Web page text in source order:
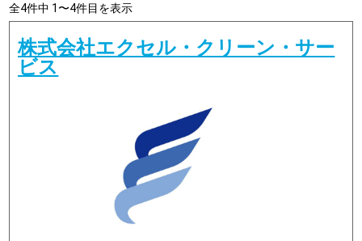
全4件中 1〜4件目を表示
株式会社エクセル・クリーン・サー
ビス